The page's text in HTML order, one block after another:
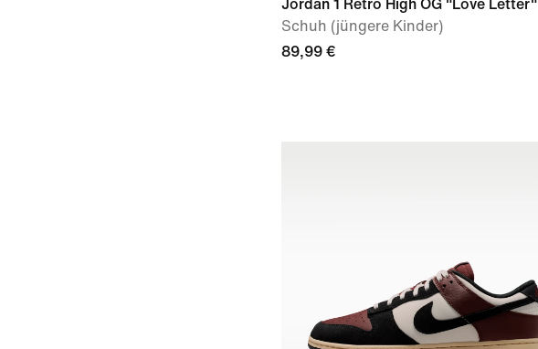
Schuh (jüngere Kinder)
89,99 €